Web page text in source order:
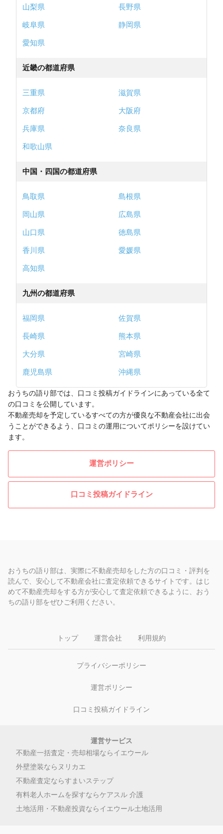
山梨県
長野県
岐阜県
静岡県
愛知県
近畿の都道府県
三重県
滋賀県
京都府
大阪府
兵庫県
奈良県
和歌山県
中国・四国の都道府県
鳥取県
島根県
岡山県
広島県
山口県
徳島県
香川県
愛媛県
高知県
九州の都道府県
福岡県
佐賀県
長崎県
熊本県
大分県
宮崎県
鹿児島県
沖縄県
おうちの語り部では、口コミ投稿ガイドラインにあっている全て
の口コミを公開しています。
不動産売却を予定しているすべての方が優良な不動産会社に出会
うことができるよう、口コミの運用についてポリシーを設けてい
ます。
運営ポリシー
口コミ投稿ガイドライン
おうちの語り部は、実際に不動産売却をした方の口コミ・評判を
読んで、安心して不動産会社に査定依頼できるサイトです。はじ
めて不動産売却をする方が安心して査定依頼できるように、おう
ちの語り部をぜひご利用ください。
トップ 運営会社 利用規約
プライバシーポリシー
運営ポリシー
口コミ投稿ガイドライン
運営サービス
不動産一括査定・売却相場ならイエウール
外壁塗装ならヌリカエ
不動産査定ならすまいステップ
有料老人ホームを探すならケアスル 介護
土地活用・不動産投資ならイエウール土地活用